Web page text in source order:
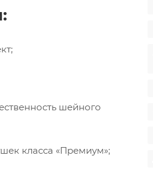
шейного
класса «Премиум»;